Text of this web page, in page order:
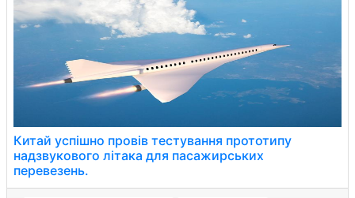
Китай успішно провів тестування прототипу
надзвукового літака для пасажирських
перевезень.